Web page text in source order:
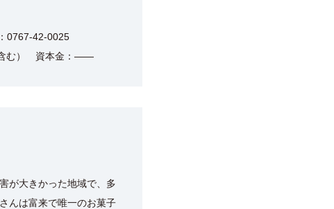
0767-42-0025
含む） 資本金：――
が大きかった地域で、多
んは富来で唯一のお菓子